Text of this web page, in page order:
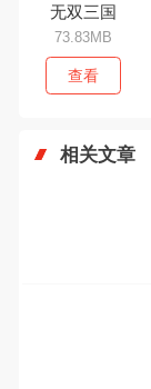
无双三国
73.83MB
查看
相关文章